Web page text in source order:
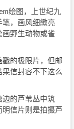
绘图，上世纪九
，画风细緻亮
野生动物或雀
的极限片，但邮
信封容不下这么
的芦苇丛中筑
信片则是拍摄芦